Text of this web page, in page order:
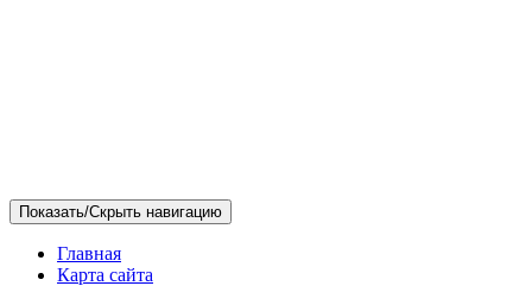
Показать/Скрыть навигацию
Главная
Карта сайта